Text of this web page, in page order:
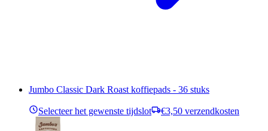
Jumbo Classic Dark Roast koffiepads - 36 stuks
Selecteer het gewenste tijdslot €3,50 verzendkosten